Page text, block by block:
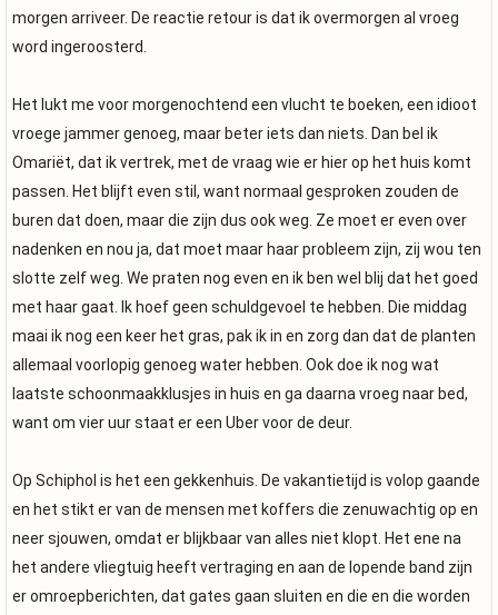
morgen arriveer. De reactie retour is dat ik overmorgen al vroeg
word ingeroosterd.
Het lukt me voor morgenochtend een vlucht te boeken, een idioot
vroege jammer genoeg, maar beter iets dan niets. Dan bel ik
Omariët, dat ik vertrek, met de vraag wie er hier op het huis komt
passen. Het blijft even stil, want normaal gesproken zouden de
buren dat doen, maar die zijn dus ook weg. Ze moet er even over
nadenken en nou ja, dat moet maar haar probleem zijn, zij wou ten
slotte zelf weg. We praten nog even en ik ben wel blij dat het goed
met haar gaat. Ik hoef geen schuldgevoel te hebben. Die middag
maai ik nog een keer het gras, pak ik in en zorg dan dat de planten
allemaal voorlopig genoeg water hebben. Ook doe ik nog wat
laatste schoonmaakklusjes in huis en ga daarna vroeg naar bed,
want om vier uur staat er een Uber voor de deur.
Op Schiphol is het een gekkenhuis. De vakantietijd is volop gaande
en het stikt er van de mensen met koffers die zenuwachtig op en
neer sjouwen, omdat er blijkbaar van alles niet klopt. Het ene na
het andere vliegtuig heeft vertraging en aan de lopende band zijn
er omroepberichten, dat gates gaan sluiten en die en die worden